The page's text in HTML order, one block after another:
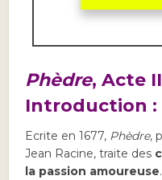
de Racinepour mieux
Phèdre, Acte
Introduction :
Ecrite en 1677, Phèdre,
Jean Racine, traite des
la passion amoureuse.